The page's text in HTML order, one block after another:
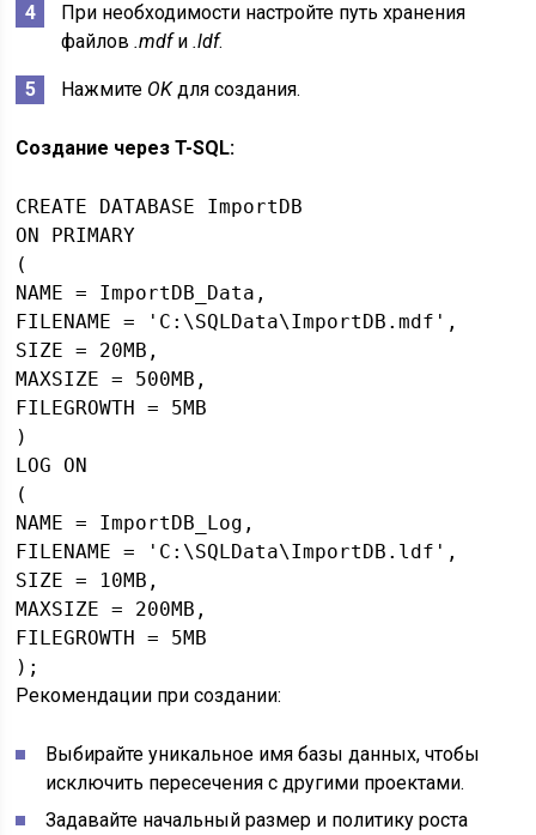
При необходимости настройте путь хранения
файлов.mdfи.ldf.
Нажмите OKдля создания.
Создание через T-SQL:
CREATE DATABASE ImportDB
ON PRIMARY
(
NAME = ImportDB_Data,
FILENAME = 'C:\SQLData\ImportDB.mdf',
SIZE = 20MB,
MAXSIZE = 500MB,
FILEGROWTH = 5MB
)
LOG ON
(
NAME = ImportDB_Log,
FILENAME = 'C:\SQLData\ImportDB.ldf',
SIZE = 10MB,
MAXSIZE = 200MB,
FILEGROWTH = 5MB
Рекомендации при создании:
Выбирайте уникальное имя базы данных, чтобы
исключить пересечения с другими проектами.
Задавайте начальный размер и политику роста